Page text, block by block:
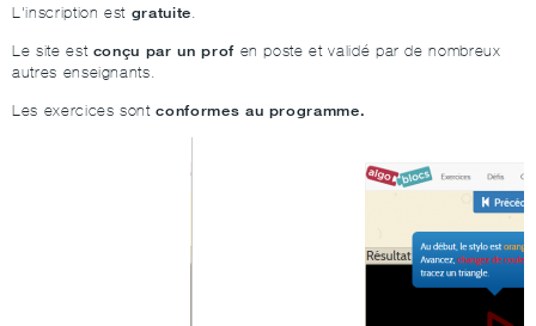
L'inscription est gratuite
Le site est conçu par un profen poste et validé par de nombreux
autres enseignants.
Les exercices sontconformes au programme.